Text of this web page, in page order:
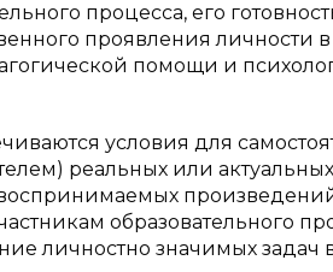
процесса, его
проявления личности в
помощи и
условия для
реальных или актуальных
образовательного
личностно значимых задач